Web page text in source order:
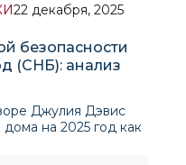
22 декабря, 2025
безопасности
(СНБ): анализ
Джулия Дэвис
на 2025 год как